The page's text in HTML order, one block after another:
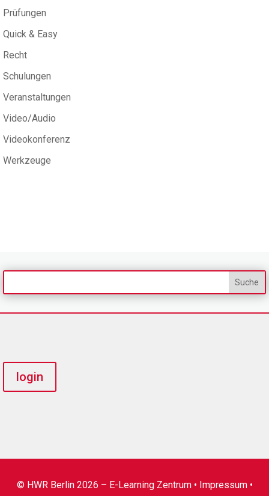
Prüfungen
Quick & Easy
Recht
Schulungen
Veranstaltungen
Video/Audio
Videokonferenz
Werkzeuge
login
© HWR Berlin 2026 – E-Learning Zentrum • Impressum•